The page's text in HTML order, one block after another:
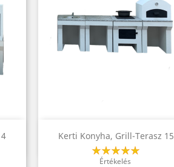
Kerti Konyha, Grill-Terasz 15
Értékelés
Előnézet